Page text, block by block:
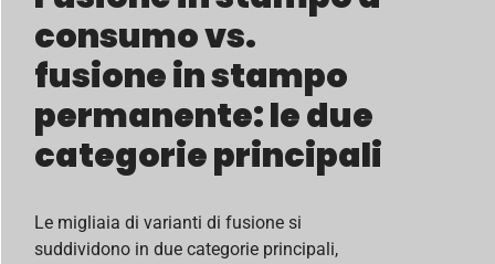
consumo vs.
fusione in stampo
permanente: le due
categorie principali
Le migliaia di varianti di fusione si
suddividono in due categorie principali,